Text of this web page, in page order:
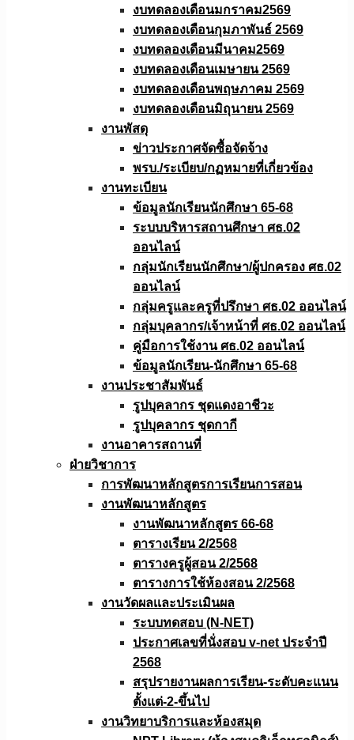
งบทดลองเดือนมกราคม2569
งบทดลองเดือนกุมภาพันธ์ 2569
งบทดลองเดือนมีนาคม2569
งบทดลองเดือนเมษายน 2569
งบทดลองเดือนพฤษภาคม 2569
งบทดลองเดือนมิถุนายน 2569
งานพัสดุ
ข่าวประกาศจัดซื้อจัดจ้าง
พรบ./ระเบียบ/กฏหมายที่เกี่ยวข้อง
งานทะเบียน
ข้อมูลนักเรียนนักศึกษา 65-68
ระบบบริหารสถานศึกษา ศธ.02
ออนไลน์
กลุ่มนักเรียนนักศึกษา/ผู้ปกครอง ศธ.02
ออนไลน์
กลุ่มครูและครูที่ปรึกษา ศธ.02 ออนไลน์
กลุ่มบุคลากร/เจ้าหน้าที่ ศธ.02 ออนไลน์
คู่มือการใช้งาน ศธ.02 ออนไลน์
ข้อมูลนักเรียน-นักศึกษา 65-68
งานประชาสัมพันธ์
รูปบุคลากร ชุดแดงอาชีวะ
รูปบุคลากร ชุดกากี
งานอาคารสถานที่
ฝ่ายวิชาการ
การพัฒนาหลักสูตรการเรียนการสอน
งานพัฒนาหลักสูตร
งานพัฒนาหลักสูตร 66-68
ตารางเรียน 2/2568
ตารางครูผู้สอน 2/2568
ตารางการใช้ห้องสอน 2/2568
งานวัดผลเเละประเมินผล
ระบบทดสอบ (N-NET)
ประกาศเลขที่นั่งสอบ v-net ประจำปี
2568
สรุปรายงานผลการเรียน-ระดับคะแนน
ตั้งแต่-2-ขึ้นไป
งานวิทยาบริการเเละห้องสมุด